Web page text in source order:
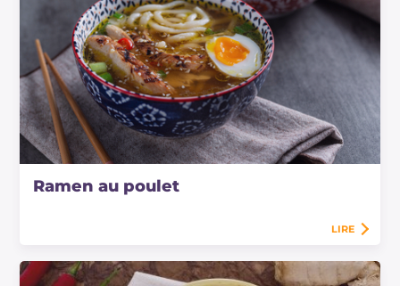
Ramen au poulet
LIRE